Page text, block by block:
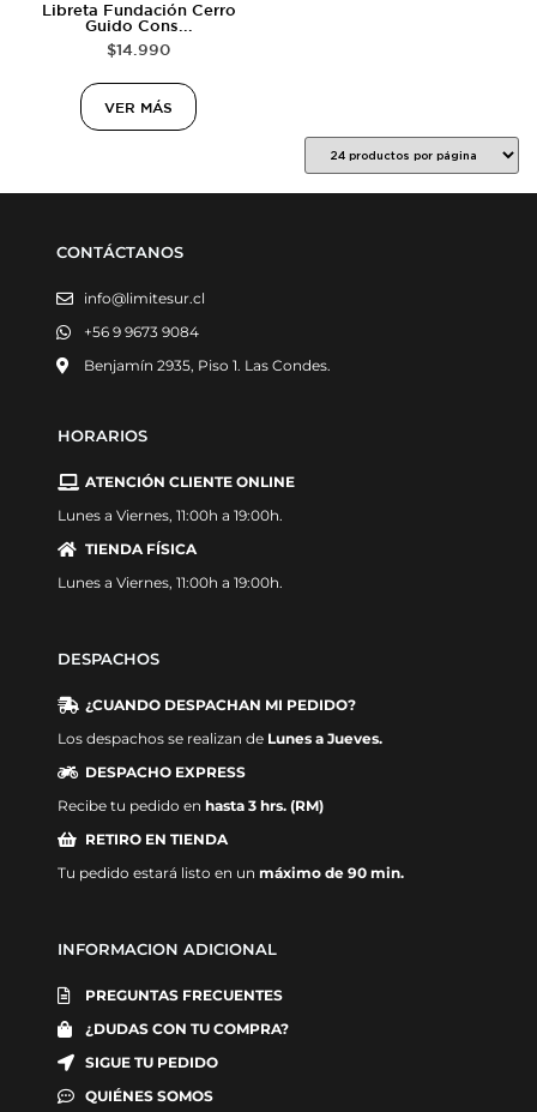
Libreta Fundación Cerro
Guido Cons...
$14.990
VER MÁS
CONTÁCTANOS
info@limitesur.cl
+56 9 9673 9084
Benjamín 2935, Piso 1. Las Condes.
HORARIOS
ATENCIÓN CLIENTE ONLINE
Lunes a Viernes, 11:00h a 19:00h.
TIENDA FÍSICA
Lunes a Viernes, 11:00h a 19:00h.
DESPACHOS
¿CUANDO DESPACHAN MI PEDIDO?
Los despachos se realizan de Lunes a Jueves.
DESPACHO EXPRESS
Recibe tu pedido en hasta 3 hrs. (RM)
RETIRO EN TIENDA
Tu pedido estará listo en un máximo de 90 min.
INFORMACION ADICIONAL
PREGUNTAS FRECUENTES
¿DUDAS CON TU COMPRA?
SIGUE TU PEDIDO
QUIÉNES SOMOS